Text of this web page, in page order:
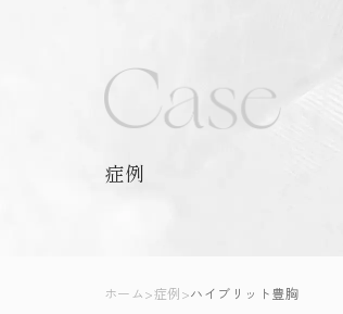
症例
ホーム>症例>ハイブリット豊胸